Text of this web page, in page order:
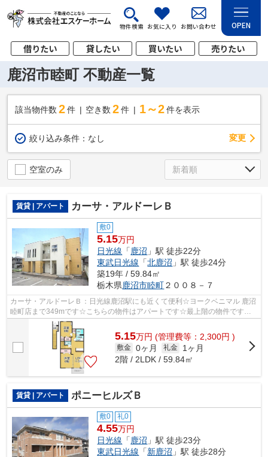
物件検索 お気に入り お問い合わせ OPEN
借りたい 貸したい 買いたい 売りたい
鹿沼市睦町 不動産一覧
該当物件数 2件 空き数 2 件 1～2 件を表示
絞り込み条件： なし 変更
空室のみ
賃貸 | アパート カーサ・アルドーレＢ
敷0
5.15万円
日光線 「 鹿沼 」駅 徒歩22分
東武日光線 「北鹿沼 」駅 徒歩24分
築19年 / 59.84㎡
栃木県鹿沼市睦町２００８－７
カーサ・アルドーレＢ：日光線鹿沼駅にも近くて便利☆ヨークベニマル 鹿沼
睦町店まで349mです☆こちらの物件はアパートです☆最上階の物件です☆
鹿沼市エリアの賃貸情報がエスケーホームに...
5.15万円 (管理費等：2,300円 )
敷金 0ヶ月 礼金
1ヶ月
2階 / 2LDK / 59.84㎡
賃貸 | アパート ポニーヒルズＢ
敷0 礼0
4.55万円
日光線 「 鹿沼 」駅 徒歩23分
東武日光線 「新鹿沼 」駅 徒歩28分